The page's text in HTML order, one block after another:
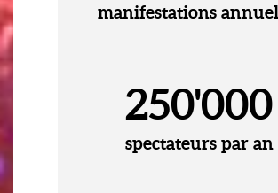
manifestations
250'000
spectateurs par an